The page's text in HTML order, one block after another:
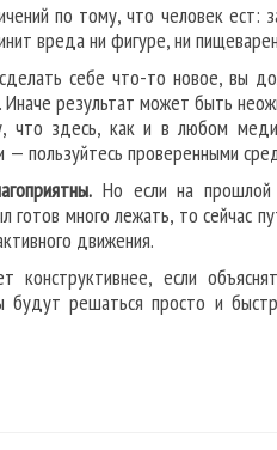
по тому, что человек ест:
вреда ни фигуре, ни
себе что-то новое, вы
Иначе результат может быть
здесь, как и в любом
пользуйтесь проверенными
Но если на прошлой
много лежать, то сейчас
движения.
конструктивнее, если
решаться просто и